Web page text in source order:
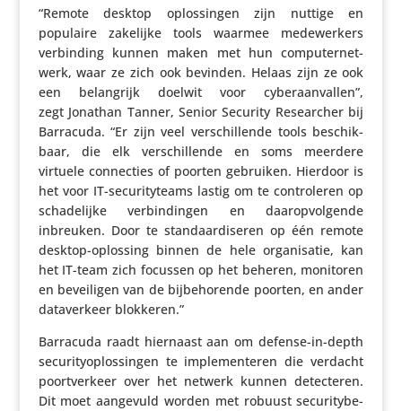
“Remote desktop oplos­singen zijn nuttige en
populaire zakelijke tools waarmee mede­wer­kers
verbin­ding kunnen maken met hun compu­ter­net­
werk, waar ze zich ook bevinden. Helaas zijn ze ook
een belang­rijk doelwit voor cyber­aan­vallen”,
zegt Jonathan Tanner, Senior Security Researcher bij
Barracuda. “Er zijn veel verschil­lende tools beschik­
baar, die elk verschil­lende en soms meerdere
virtuele connec­ties of poorten gebruiken. Hierdoor is
het voor IT-secu­ri­ty­teams lastig om te contro­leren op
scha­de­lijke verbin­dingen en daar­op­vol­gende
inbreuken. Door te stan­daar­di­seren op één remote
desktop-oplossing binnen de hele orga­ni­satie, kan
het IT-team zich focussen op het beheren, monitoren
en bevei­ligen van de bijbe­ho­rende poorten, en ander
data­ver­keer blokkeren.”
Barracuda raadt hiernaast aan om defense-in-depth
secu­ri­ty­op­los­singen te imple­men­teren die verdacht
poort­ver­keer over het netwerk kunnen detec­teren.
Dit moet aangevuld worden met robuust secu­ri­ty­be­